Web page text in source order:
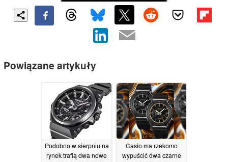
Powiązane artykuły
Podobno w sierpniu na
rynek trafią dwa nowe
Casio ma rzekomo
wypuścić dwa czarne